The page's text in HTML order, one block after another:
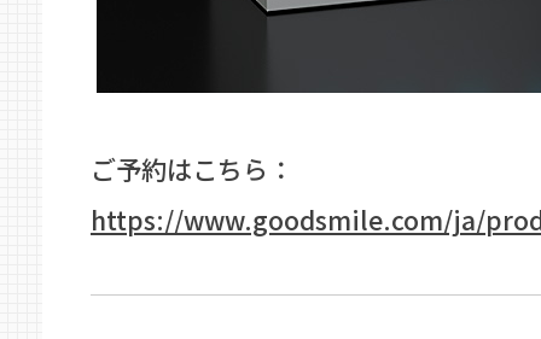
ご予約はこちら：
https://www.goodsmile.com/ja/